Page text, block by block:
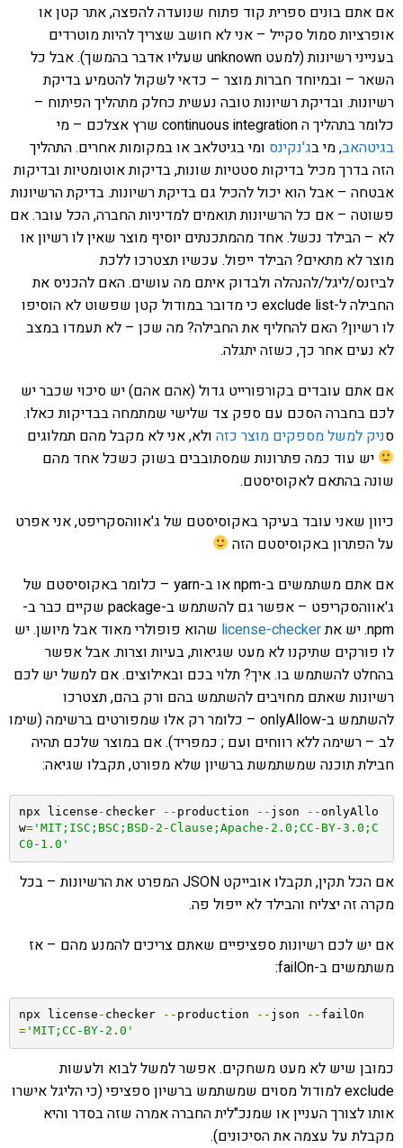
אם אתם בונים ספרית קוד פתוח שנועדה להפצה, אתר קטן או
אופרציות סמול סקייל – אני לא חושב שצריך להיות מוטרדים
בענייני רשיונות (למעט unknown שעליו אדבר בהמשך). אבל כל
השאר – ובמיוחד חברות מוצר – כדאי לשקול להטמיע בדיקת
רשיונות. ובדיקת רשיונות טובה נעשית כחלק מתהליך הפיתוח –
כלומר בתהליך ה continuous integration שרץ אצלכם – מי
בגיטהאב, מי בג'נקינס ומי בגיטלאב או במקומות אחרים. התהליך
הזה בדרך מכיל בדיקות סטטיות שונות, בדיקות אוטומטיות ובדיקות
אבטחה – אבל הוא יכול להכיל גם בדיקת רשיונות. בדיקת הרשיונות
פשוטה – אם כל הרשיונות תואמים למדיניות החברה, הכל עובר. אם
לא – הבילד נכשל. אחד מהמתכנתים יוסיף מוצר שאין לו רשיון או
מוצר לא מתאים? הבילד ייפול. עכשיו תצטרכו ללכת
לביזנס/ליגל/להנהלה ולבדוק איתם מה עושים. האם להכניס את
החבילה ל-exclude list כי מדובר במודול קטן שפשוט לא הוסיפו
לו רשיון? האם להחליף את החבילה? מה שכן – לא תעמדו במצב
לא נעים אחר כך, כשזה יתגלה.
אם אתם עובדים בקורפורייט גדול (אהם אהם) יש סיכוי שכבר יש
לכם בחברה הסכם עם ספק צד שלישי שמתמחה בבדיקות כאלו.
סניק למשל מספקים מוצר כזה ולא, אני לא מקבל מהם תמלוגים
יש עוד כמה פתרונות שמסתובבים בשוק כשכל אחד מהם
שונה בהתאם לאקוסיסטם.
כיוון שאני עובד בעיקר באקוסיסטם של ג'אווהסקריפט, אני אפרט
על הפתרון באקוסיסטם הזה
אם אתם משתמשים ב-npm או ב-yarn – כלומר באקוסיסטם של
ג'אווהסקריפט – אפשר גם להשתמש ב-package שקיים כבר ב-
npm. יש את
license-checker שהוא פופולרי מאוד אבל מיושן. יש
לו פורקים שתיקנו לא מעט שגיאות, בעיות וצרות. אבל אפשר
בהחלט להשתמש בו. איך? תלוי בכם ובאילוצים. אם למשל יש לכם
רשיונות שאתם מחויבים להשתמש בהם ורק בהם, תצטרכו
להשתמש ב-onlyAllow – כלומר רק אלו שמפורטים ברשימה (שימו
לב – רשימה ללא רווחים ועם ; כמפריד). אם במוצר שלכם תהיה
חבילת תוכנה שמשתמשת ברשיון שלא מפורט, תקבלו שגיאה:
npx license - checker -- production -- json -- onlyAllo
w='MIT;ISC;BSC;BSD-2-Clause;Apache-2.0;CC-BY-3.0;C
C0-1.0'
אם הכל תקין, תקבלו אובייקט JSON המפרט את הרשיונות – בכל
מקרה זה יצליח והבילד לא ייפול פה.
אם יש לכם רשיונות ספציפיים שאתם צריכים להמנע מהם – אז
משתמשים ב-failOn:
npx license - checker -- production -- json -- failOn
='MIT;CC-BY-2.0'
כמובן שיש לא מעט משחקים. אפשר למשל לבוא ולעשות
exclude למודול מסוים שמשתמש ברשיון ספציפי (כי הליגל אישרו
אותו לצורך העניין או שמנכ"לית החברה אמרה שזה בסדר והיא
מקבלת על עצמה את הסיכונים).